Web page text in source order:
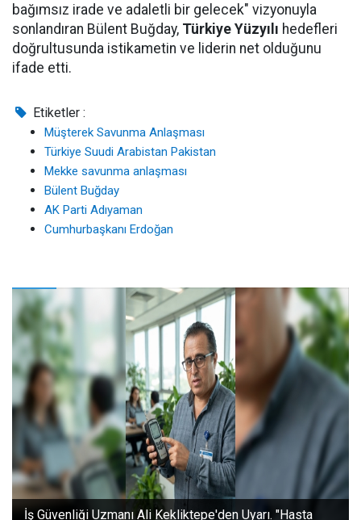
bağımsız irade ve adaletli bir gelecek" vizyonuyla
sonlandıran Bülent Buğday, Türkiye Yüzyılı hedefleri
doğrultusunda istikametin ve liderin net olduğunu
ifade etti.
Etiketler :
Müşterek Savunma Anlaşması
Türkiye Suudi Arabistan Pakistan
Mekke savunma anlaşması
Bülent Buğday
AK Parti Adıyaman
Cumhurbaşkanı Erdoğan